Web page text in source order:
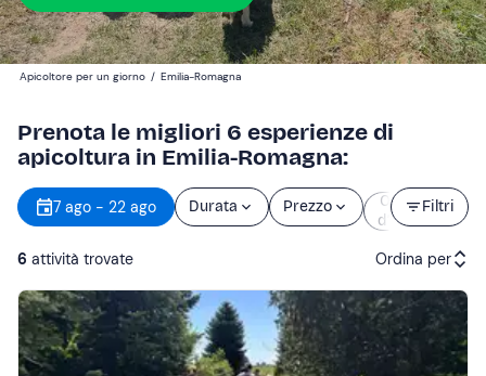
Apicoltore per un giorno / Emilia-Romagna
Prenota le migliori 6 esperienze di
apicoltura in Emilia-Romagna:
Filtri
7 ago - 22 ago Durata Prezzo
Orario
d’inizio
6 attività trovate Ordina per
Attività consigliate
Prezzo (crescente)